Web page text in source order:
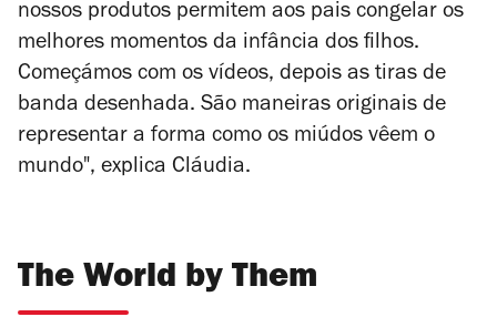
nossos produtos permitem aos pais congelar os
melhores momentos da infância dos filhos.
Começámos com os vídeos, depois as tiras de
banda desenhada. São maneiras originais de
representar a forma como os miúdos vêem o
mundo", explica Cláudia.
The World by Them